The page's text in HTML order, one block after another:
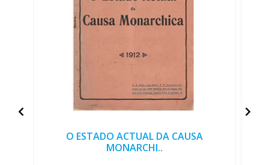
O ESTADO ACTUAL DA CAUSA
MONARCHI..